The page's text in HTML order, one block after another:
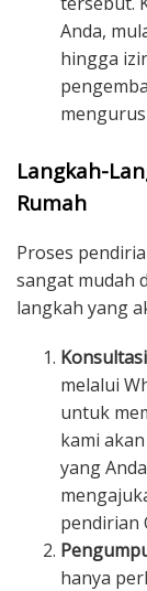
Anda,
hingga
Langkah-
Rumah
Proses
sangat mudah
langkah yang
melalui
untuk
kami
yang
pendirian
hanya